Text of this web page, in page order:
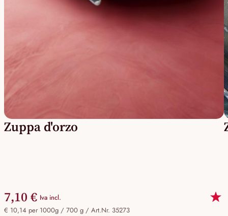
Zuppa d'orzo
7,10 € Iva incl.
€ 10,14 per 1000g / 700 g / Art.Nr. 35273